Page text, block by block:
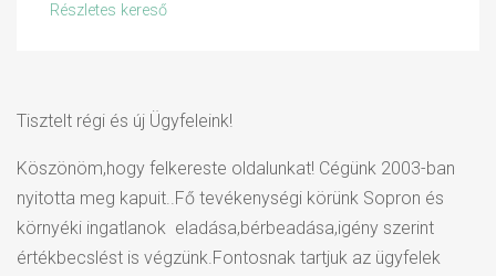
Részletes kereső
Terasz
Lift
Légkondícionáló
Medence Amerikai konyha
Tisztelt régi és új Ügyfeleink!
Köszönöm,hogy felkereste oldalunkat! Cégünk 2003-ban
nyitotta meg kapuit..Fő tevékenységi körünk Sopron és
környéki ingatlanok eladása,bérbeadása,igény szerint
értékbecslést is végzünk.Fontosnak tartjuk az ügyfelek